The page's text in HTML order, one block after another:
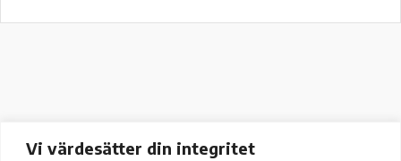
Vi värdesätter din integritet